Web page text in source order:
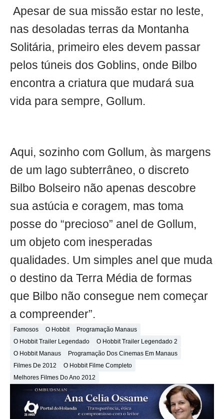
Apesar de sua missão estar no leste,
nas desoladas terras da Montanha
Solitária, primeiro eles devem passar
pelos túneis dos Goblins, onde Bilbo
encontra a criatura que mudará sua
vida para sempre, Gollum.
Aqui, sozinho com Gollum, às margens
de um lago subterrâneo, o discreto
Bilbo Bolseiro não apenas descobre
sua astúcia e coragem, mas toma
posse do “precioso” anel de Gollum,
um objeto com inesperadas
qualidades. Um simples anel que muda
o destino da Terra Média de formas
que Bilbo não consegue nem começar
a compreender”.
Famosos O Hobbit
Programação Manaus
O Hobbit Trailer Legendado
O Hobbit Trailer Legendado 2
O Hobbit Manaus
Programação Dos Cinemas Em Manaus
Filmes De 2012
O Hobbit Filme Completo
Melhores Filmes Do Ano 2012